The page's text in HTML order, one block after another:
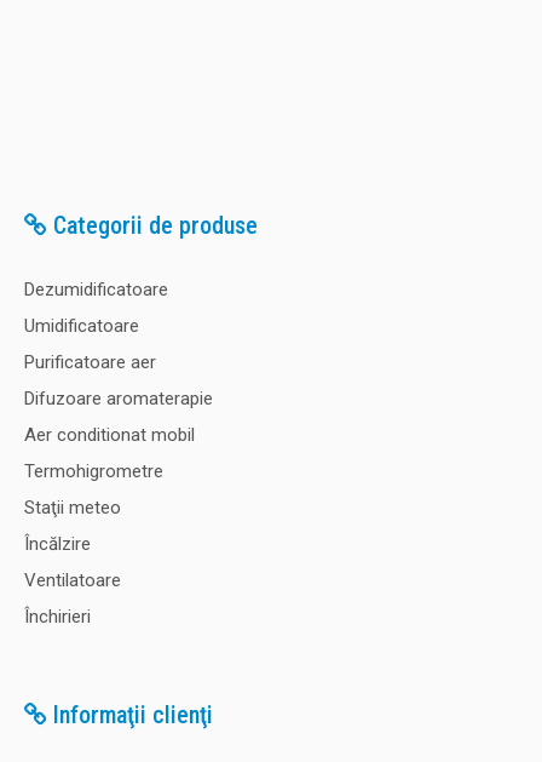
Categorii de produse
Dezumidificatoare
Umidificatoare
Purificatoare aer
Difuzoare aromaterapie
Aer conditionat mobil
Termohigrometre
Staţii meteo
Încălzire
Ventilatoare
Închirieri
Informaţii clienţi